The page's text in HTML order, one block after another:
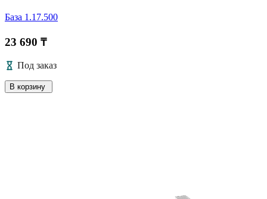
База 1.17.500
23 690 ₸
Под заказ
В корзину